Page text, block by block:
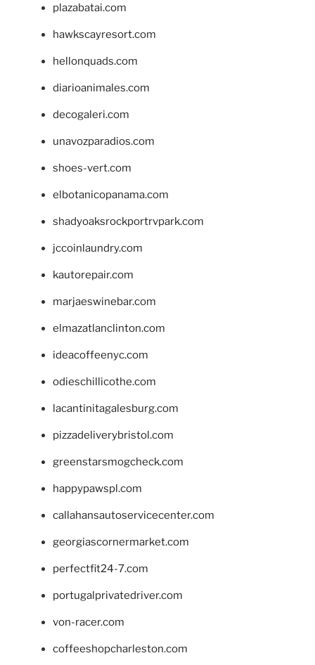
plazabatai.com
hawkscayresort.com
hellonquads.com
diarioanimales.com
decogaleri.com
unavozparadios.com
shoes-vert.com
elbotanicopanama.com
shadyoaksrockportrvpark.com
jccoinlaundry.com
kautorepair.com
marjaeswinebar.com
elmazatlanclinton.com
ideacoffeenyc.com
odieschillicothe.com
lacantinitagalesburg.com
pizzadeliverybristol.com
greenstarsmogcheck.com
happypawspl.com
callahansautoservicecenter.com
georgiascornermarket.com
perfectfit24-7.com
portugalprivatedriver.com
von-racer.com
coffeeshopcharleston.com